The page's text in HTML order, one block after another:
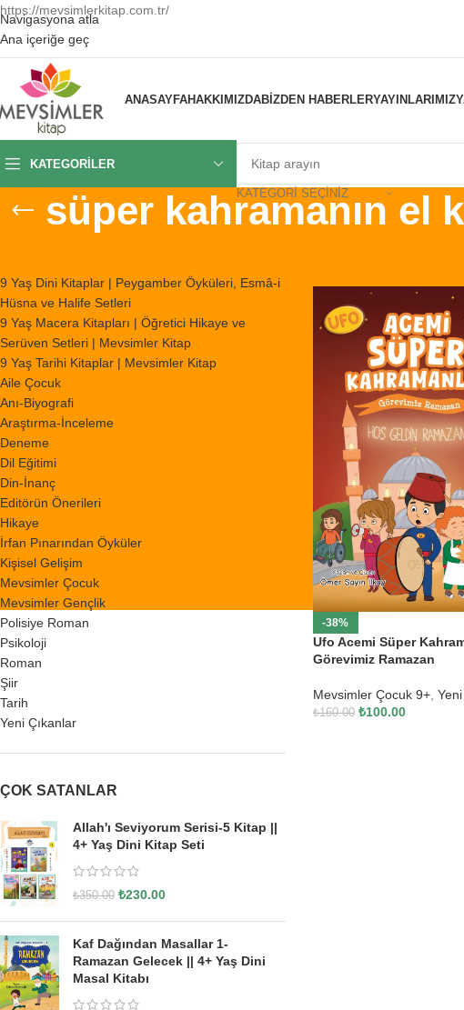
https://mevsimlerkitap.com.tr/
Navigasyona atla
Ana içeriğe geç
ANASAYFAHAKKIMIZDABIZDEN HABERLERYAYINLARIMIZ
KATEGORILER
KATEGORI SEÇINIZ
süper kahramanın el
9 Yaş Dini Kitaplar | Peygamber Öyküleri, Esmâ-i
Hüsna ve Halife Setleri
9 Yaş Macera Kitapları | Öğretici Hikaye ve
Serüven Setleri | Mevsimler Kitap
9 Yaş Tarihi Kitaplar | Mevsimler Kitap
Aile Çocuk
Anı-Biyografi
Araştırma-İnceleme
Deneme
Dil Eğitimi
Din-İnanç
Editörün Önerileri
Hikaye
İrfan Pınarından Öyküler
Kişisel Gelişim
Mevsimler Çocuk
Mevsimler Gençlik
Polisiye Roman
Psikoloji
Roman
Şiir
Tarih
Yeni Çıkanlar
ÇOK SATANLAR
Allah'ı Seviyorum Serisi-5 Kitap ||
4+ Yaş Dini Kitap Seti
₺350.00 ₺230.00
Kaf Dağından Masallar 1-
Ramazan Gelecek || 4+ Yaş Dini
Masal Kitabı
Ürünler
-38%
Ufo Acemi Süper
Görevimiz Ramazan
Mevsimler Çocuk 9+,
₺160.00 ₺100.00